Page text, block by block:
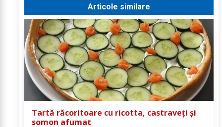
Articole similare
Tartă răcoritoare cu ricotta, castraveți și
somon afumat